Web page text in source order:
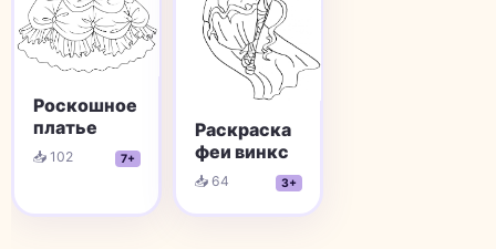
Роскошное
платье
📥 102 7+
Раскраска
феи винкс
📥 64 3+